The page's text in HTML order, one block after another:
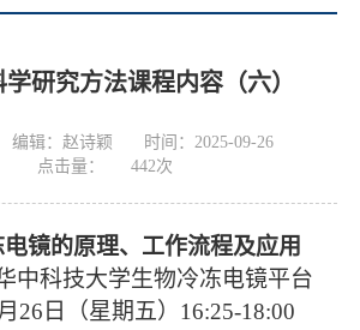
研究方法课程内容（六）
编辑：赵诗颖
时间：2025-09-26
点击量：
442次
镜的原理、工作流程及应用
中科技大学生物冷冻电镜平台
26 日（星期五） 16:25-18:00